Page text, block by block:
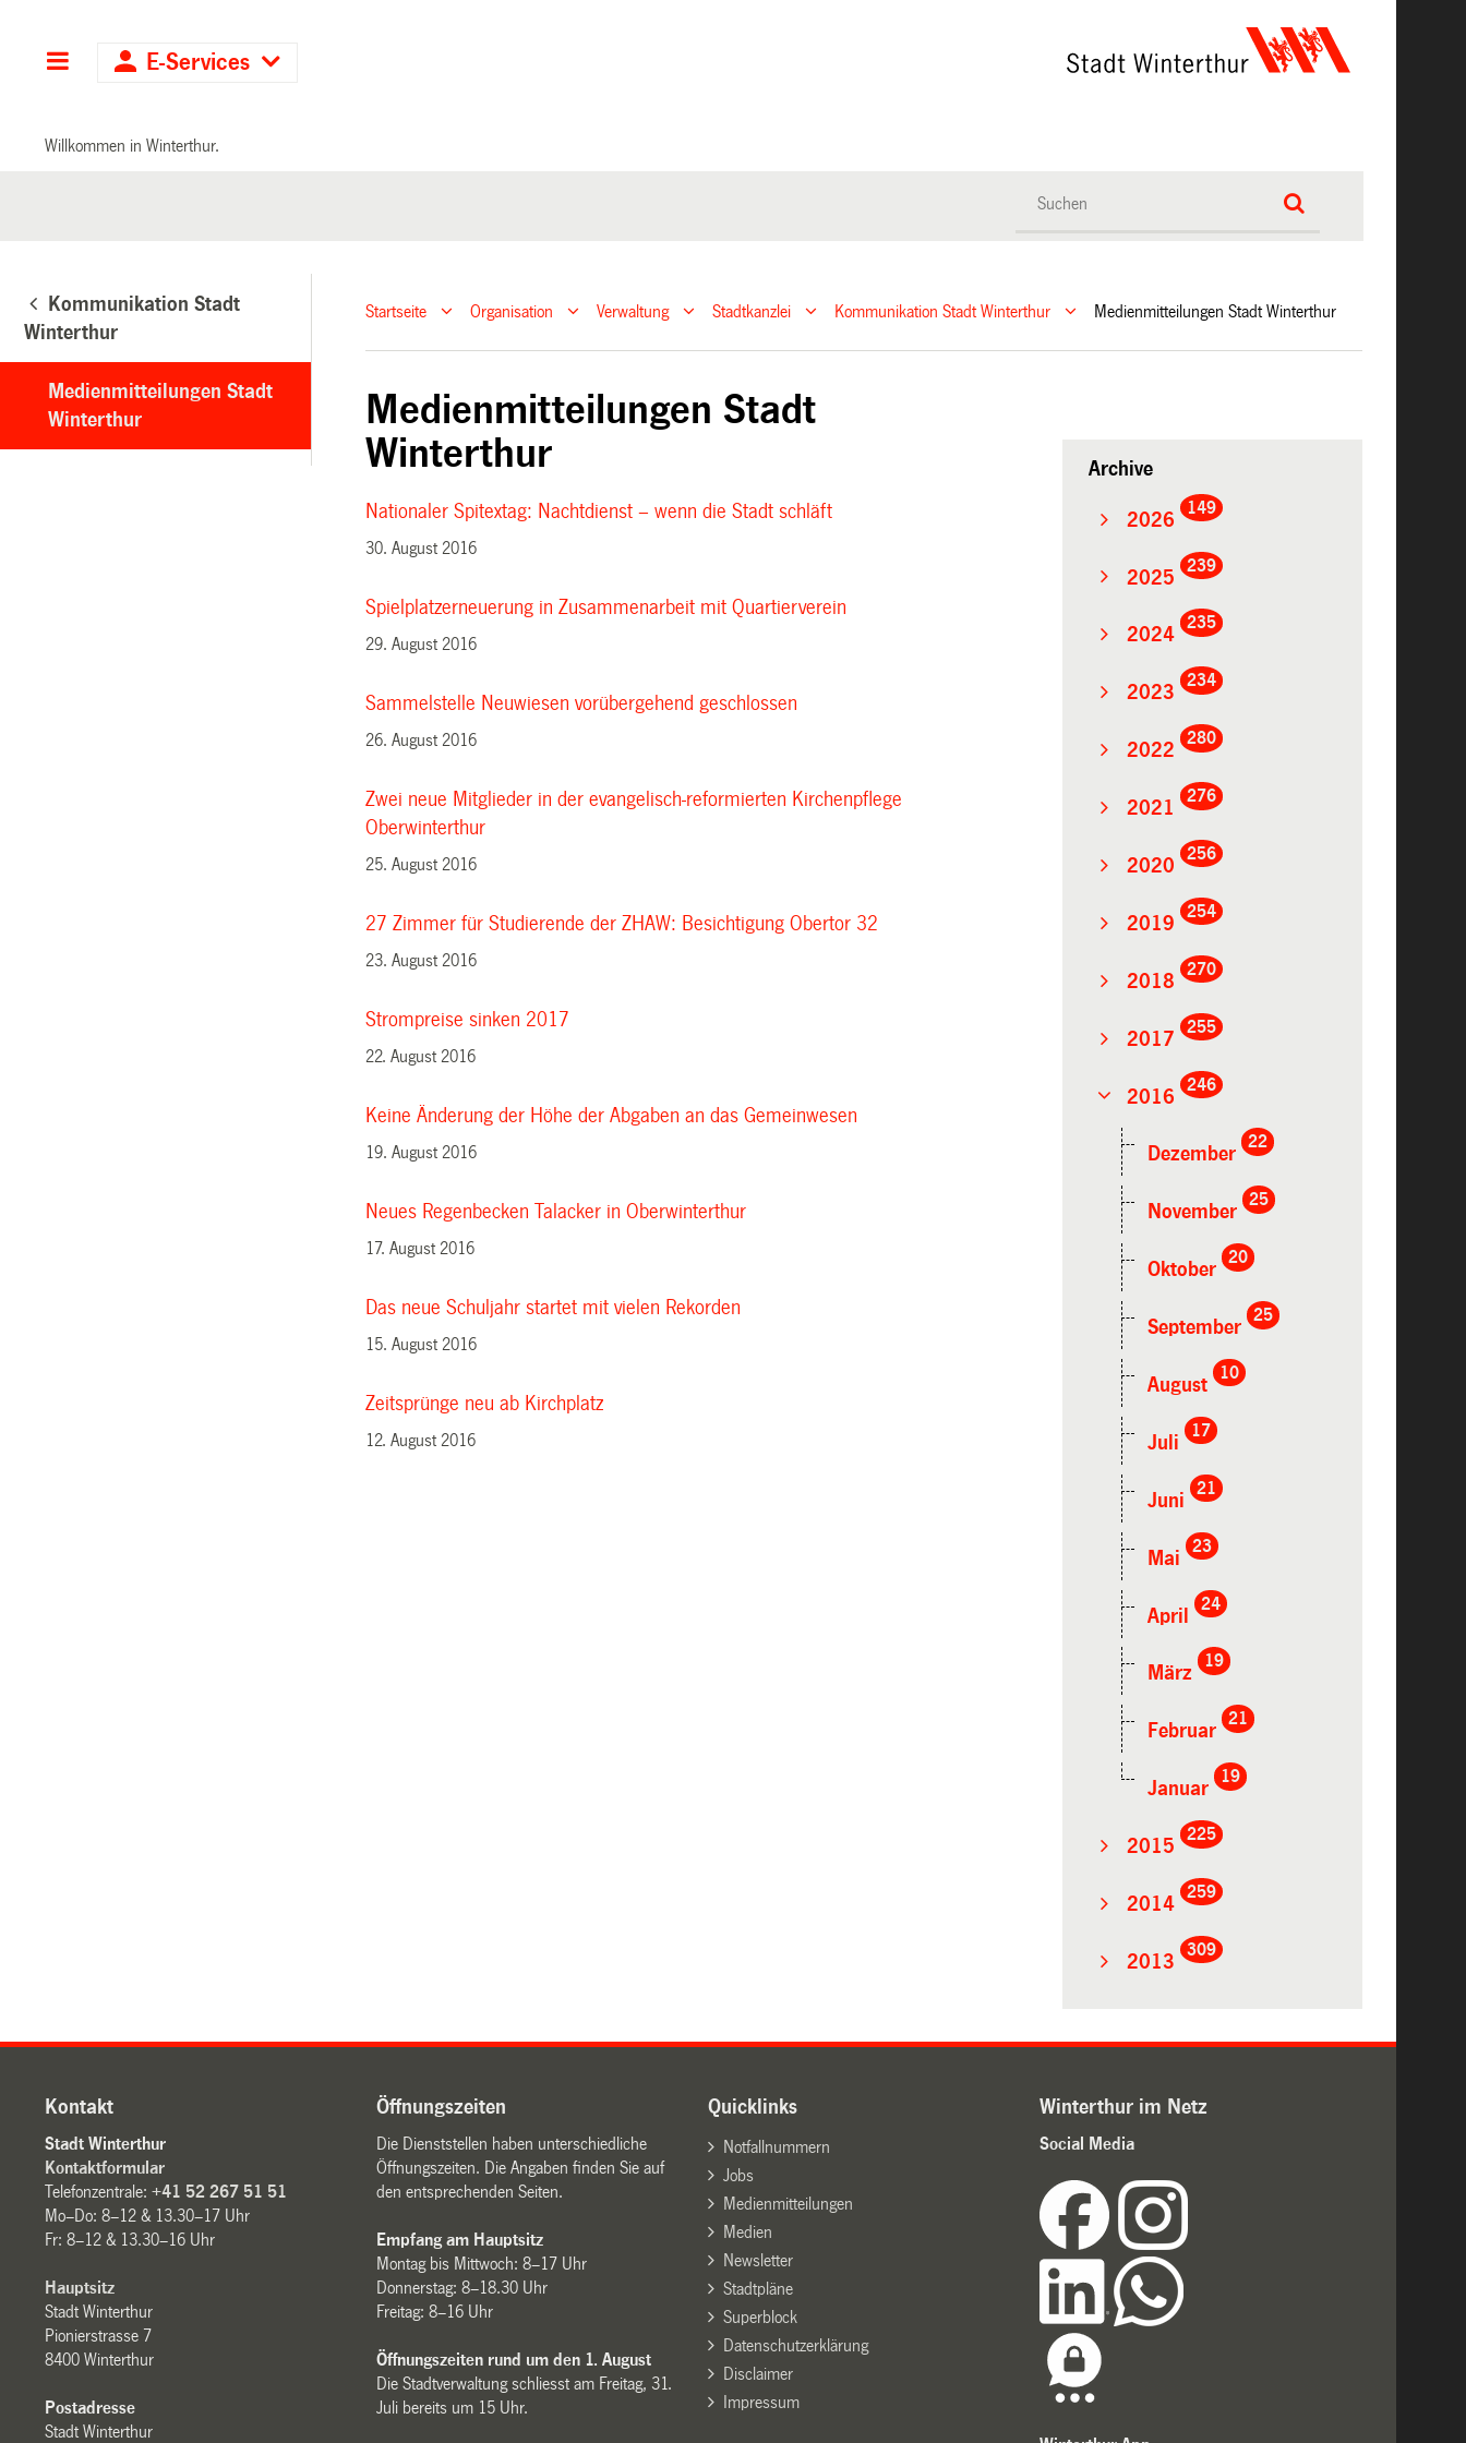
Hauptnavigation
E-Services
Willkommen in Winterthur.
Kommunikation Stadt
Winterthur
Medienmitteilungen Stadt
Winterthur
Startseite Organisation Verwaltung Stadtkanzlei Kommunikation Stadt Winterthur Medienmitteilungen Stadt Winterthur
Medienmitteilungen Stadt
Winterthur
Nationaler Spitextag: Nachtdienst – wenn die Stadt schläft
30. August 2016
Spielplatzerneuerung in Zusammenarbeit mit Quartierverein
29. August 2016
Sammelstelle Neuwiesen vorübergehend geschlossen
26. August 2016
Zwei neue Mitglieder in der evangelisch-reformierten Kirchenpflege
Oberwinterthur
25. August 2016
27 Zimmer für Studierende der ZHAW: Besichtigung Obertor 32
23. August 2016
Strompreise sinken 2017
22. August 2016
Keine Änderung der Höhe der Abgaben an das Gemeinwesen
19. August 2016
Neues Regenbecken Talacker in Oberwinterthur
17. August 2016
Das neue Schuljahr startet mit vielen Rekorden
15. August 2016
Zeitsprünge neu ab Kirchplatz
12. August 2016
Archive
2026
149
2025
239
2024
235
2023
234
2022
280
2021
276
2020
256
2019
254
2018
270
2017
255
2016
246
Dezember
22
November
25
Oktober
20
September
25
August
10
Juli
17
Juni
21
Mai
23
April
24
März
19
Februar
21
Januar
19
2015
225
2014
259
2013
309
Kontakt
Stadt Winterthur
Kontaktformular
Telefonzentrale:+41 52 267 51 51
Mo–Do: 8–12 & 13.30–17 Uhr
Fr: 8–12 & 13.30–16 Uhr
Hauptsitz
Stadt Winterthur
Pionierstrasse 7
8400 Winterthur
Postadresse
Stadt Winterthur
Öffnungszeiten
Die Dienststellen haben unterschiedliche
Öffnungszeiten. Die Angaben finden Sie auf
den entsprechenden Seiten.
Empfang am Hauptsitz
Montag bis Mittwoch: 8–17 Uhr
Donnerstag: 8–18.30 Uhr
Freitag: 8–16 Uhr
Öffnungszeiten rund um den 1. August
Die Stadtverwaltung schliesst am Freitag, 31.
Juli bereits um 15 Uhr.
Quicklinks
Notfallnummern
Jobs
Medienmitteilungen
Medien
Newsletter
Stadtpläne
Superblock
Datenschutzerklärung
Disclaimer
Impressum
Winterthur im Netz
Social Media